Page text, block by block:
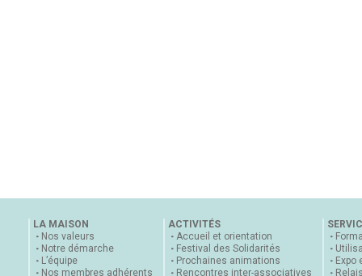
LA MAISON
Nos valeurs
Notre démarche
L’équipe
Nos membres adhérents
ACTIVITÉS
Accueil et orientation
Festival des Solidarités
Prochaines animations
Rencontres inter-associatives
Expo